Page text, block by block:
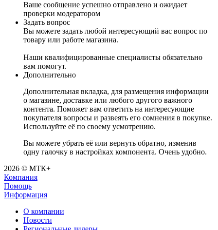
Ваше сообщение успешно отправлено и ожидает
проверки модератором
Задать вопрос
Вы можете задать любой интересующий вас вопрос по
товару или работе магазина.
Наши квалифицированные специалисты обязательно
вам помогут.
Дополнительно
Дополнительная вкладка, для размещения информации
о магазине, доставке или любого другого важного
контента. Поможет вам ответить на интересующие
покупателя вопросы и развеять его сомнения в покупке.
Используйте её по своему усмотрению.
Вы можете убрать её или вернуть обратно, изменив
одну галочку в настройках компонента. Очень удобно.
2026 © МТК+
Компания
Помощь
Информация
О компании
Новости